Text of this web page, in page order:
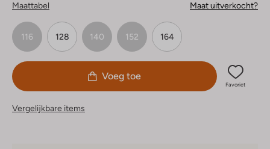
Maattabel Maat uitverkocht?
116 128 140 152 164
Voeg toe
Favoriet
Vergelijkbare items